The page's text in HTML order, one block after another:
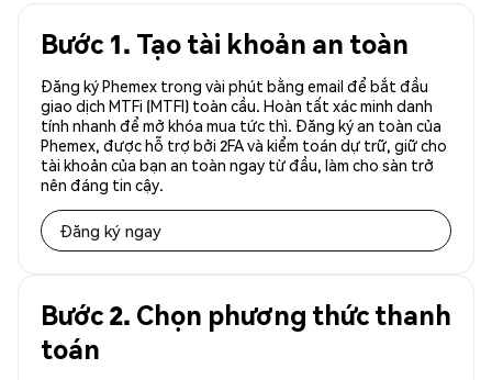
Bước 1. Tạo tài khoản an toàn
Đăng ký Phemex trong vài phút bằng email để bắt đầu
giao dịch MTFi (MTFI) toàn cầu. Hoàn tất xác minh danh
tính nhanh để mở khóa mua tức thì. Đăng ký an toàn của
Phemex, được hỗ trợ bởi 2FA và kiểm toán dự trữ, giữ cho
tài khoản của bạn an toàn ngay từ đầu, làm cho sàn trở
nên đáng tin cậy.
Đăng ký ngay
Bước 2. Chọn phương thức thanh
toán